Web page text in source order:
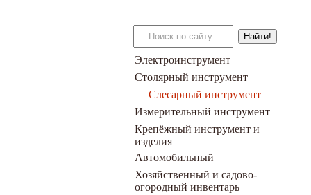
Электроинструмент
Столярный инструмент
Слесарный инструмент
Измерительный инструмент
Крепёжный инструмент и
изделия
Автомобильный
Хозяйственный и садово-
огородный инвентарь